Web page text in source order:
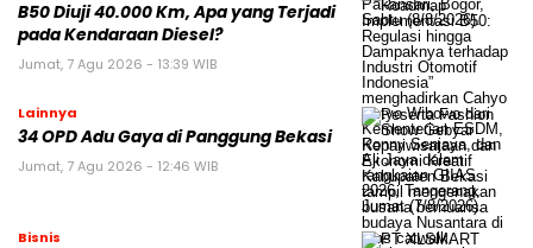
B50 Diuji 40.000 Km, Apa yang Terjadi
pada Kendaraan Diesel?
Jumat, 7 Agu 2026 - 13:39 WIB
Lainnya
34 OPD Adu Gaya di Panggung Bekasi
Jumat, 7 Agu 2026 - 12:46 WIB
Bisnis